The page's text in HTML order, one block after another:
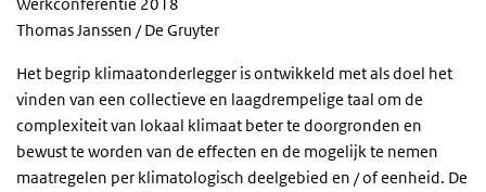
Thomas Janssen / De Gruyter
Het begrip klimaatonderlegger is ontwikkeld met als doel het
vinden van een collectieve en laagdrempelige taal om de
complexiteit van lokaal klimaat beter te doorgronden en
bewust te worden van de effecten en de mogelijk te nemen
maatregelen per klimatologisch deelgebied en / of eenheid. De